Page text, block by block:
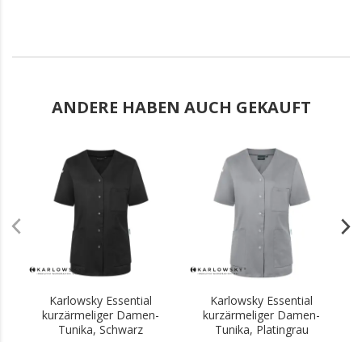
ANDERE HABEN AUCH GEKAUFT
Karlowsky Essential
kurzärmeliger Damen-
Tunika, Schwarz
Karlowsky Essential
kurzärmeliger Damen-
Tunika, Platingrau